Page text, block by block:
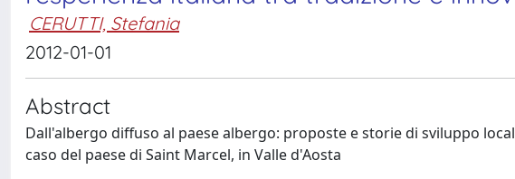
CERUTTI, Stefania
2012-01-01
Abstract
Dall'albergo diffuso al paese albergo: proposte e storie di sviluppo
caso del paese di Saint Marcel, in Valle d'Aosta